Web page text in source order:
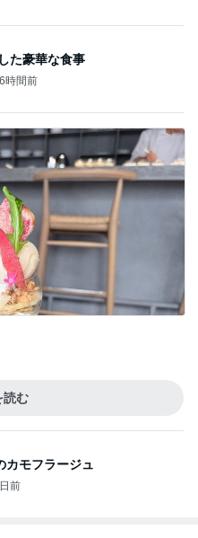
た豪華な食事
時間前
読む
カモフラージュ
前